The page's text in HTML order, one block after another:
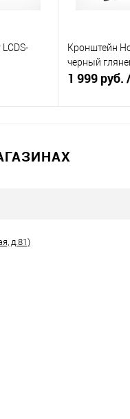
Кронштейн
черный
1 999 руб.
д.81)